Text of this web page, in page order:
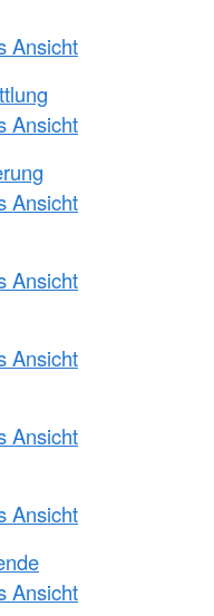
Ansicht
Ansicht
Ansicht
Ansicht
Ansicht
Ansicht
Ansicht
Ansicht